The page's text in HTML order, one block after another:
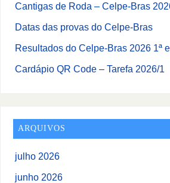
Cantigas de Roda – Celpe-Bras
Datas das provas do Celpe-Bras
Resultados do Celpe-Bras 2026 1ª
Cardápio QR Code – Tarefa 2026/1
ARQUIVOS
julho 2026
junho 2026